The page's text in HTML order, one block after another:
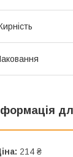
214 ₴